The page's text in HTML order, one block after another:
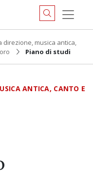
direzione, musica antica,
Piano di studi
ANTICA, CANTO E